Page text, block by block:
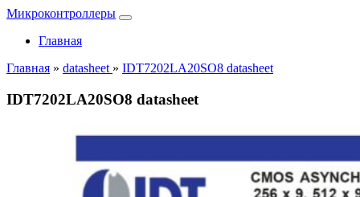
Микроконтроллеры
Главная
Главная » datasheet » IDT7202LA20SO8 datasheet
IDT7202LA20SO8 datasheet